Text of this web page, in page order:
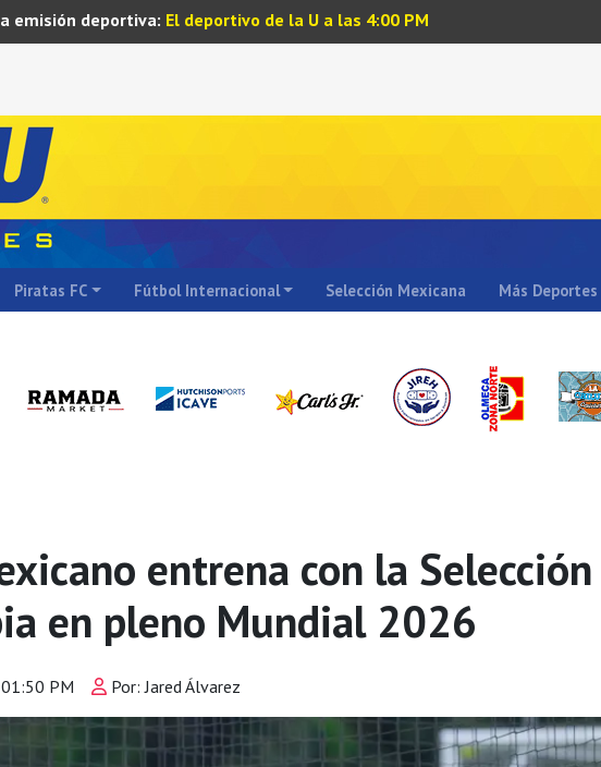
emisión deportiva: El deportivo de la U a las 4:00 PM
Piratas FC Fútbol Internacional Selección Mexicana Más Deportes
entrena con la Selección
en pleno Mundial 2026
01:50 PM Por: Jared Álvarez